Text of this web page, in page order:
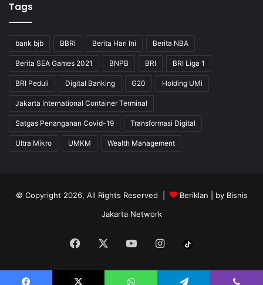
Tags
bank bjb BBRI Berita Hari Ini Berita NBA
Berita SEA Games 2021 BNPB BRI BRI Liga 1
BRI Peduli Digital Banking G20 Holding UMi
Jakarta International Container Terminal
Satgas Penanganan Covid-19 Transformasi Digital
Ultra Mikro UMKM Wealth Management
© Copyright 2026, All Rights Reserved | Beriklan | by Bisnis
Jakarta Network
Facebook YouTubeInstagram